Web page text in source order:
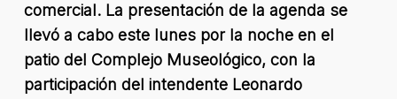
comercial. La presentación de la agenda se
llevó a cabo este lunes por la noche en el
patio del Complejo Museológico, con la
participación del intendente Leonardo